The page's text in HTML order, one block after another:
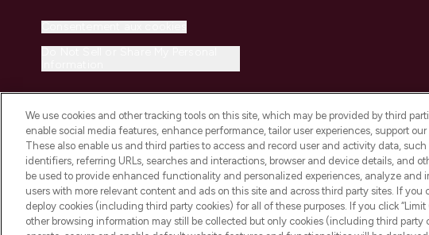
2026 THG Beauty Europe GmbH Maximilianstrasse 54 80538 Munich
We use cookies and other tracking tools on this site, which may be provided by third
enable social media features, enhance performance, tailor user experiences, support
These also enable us and third parties to access and record user and activity data,
identifiers, referring URLs, searches and interactions, browser and device details, and
be used to provide enhanced functionality and personalized experiences, analyze and
users with more relevant content and ads on this site and across third party sites. If you
deploy cookies (including third party cookies) for all of these purposes. If you click “Limit
other browsing information may still be collected but only cookies (including third party